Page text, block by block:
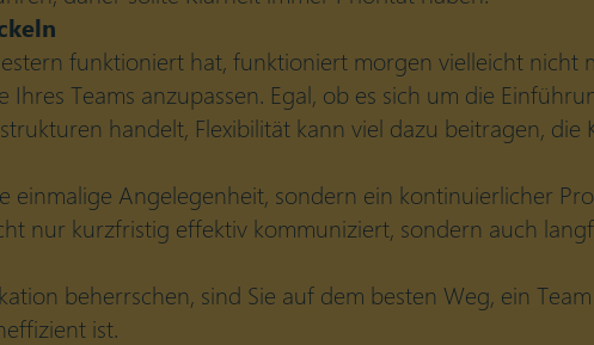
funktioniert hat, funktioniert morgen vielleicht nicht
Ihres Teams anzupassen. Egal, ob es sich um die
handelt, Flexibilität kann viel dazu beitragen,
einmalige Angelegenheit, sondern ein kontinuierlicher
nur kurzfristig effektiv kommuniziert, sondern auch
beherrschen, sind Sie auf dem besten Weg, ein
ist.